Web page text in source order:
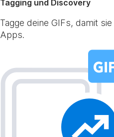
Tagging und Discovery
Tagge deine GIFs, damit
Apps.